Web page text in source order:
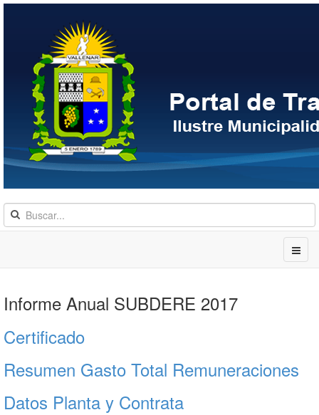
Informe Anual SUBDERE 2017
Certificado
Resumen Gasto Total Remuneraciones
Datos Planta y Contrata